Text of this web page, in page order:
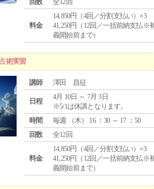
回数 全12回
料金
14,850円（4回／分割支払い）×3
41,250円（12回／一括前納支払※
義開始前まで）
術実習
講師 澤田 昌征
日程
4月 10日 ～ 7月 3日
※5/1は休講となります。
時間
毎週 （木） 16 ：30 ～ 17 ：50
回数
全12回
料金
14,850円（4回／分割支払い）×3
41,250円（12回／一括前納支払※
義開始前まで）